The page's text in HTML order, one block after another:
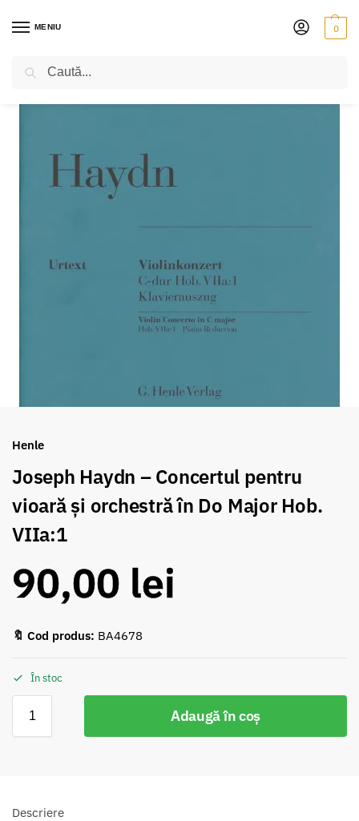
MENIU 0
Henle
Joseph Haydn – Concertul pentru
vioară și orchestră în Do Major Hob.
VIIa:1
90,00 lei
🔖 Cod produs: BA4678
În stoc
Adaugă în coș
Descriere